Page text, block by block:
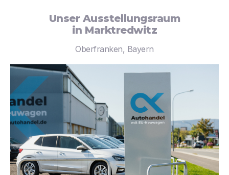
Unser Ausstellungsraum
in Marktredwitz
Oberfranken, Bayern